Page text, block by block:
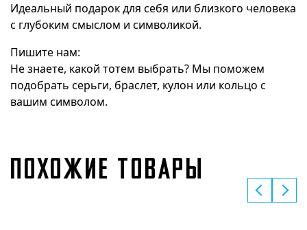
Идеальный подарок для себя или близкого человека
с глубоким смыслом и символикой.
Пишите нам:
Не знаете, какой тотем выбрать? Мы поможем
подобрать серьги, браслет, кулон или кольцо с
вашим символом.
ПОХОЖИЕ ТОВАРЫ